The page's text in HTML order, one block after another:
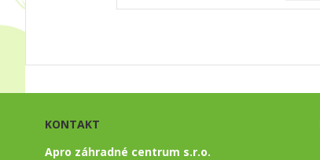
KONTAKT
Apro záhradné centrum s.r.o.